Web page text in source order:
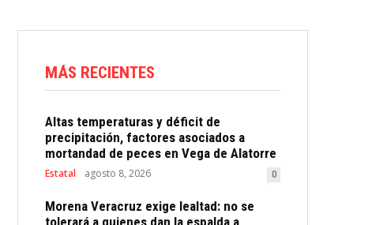
MÁS RECIENTES
Altas temperaturas y déficit de
precipitación, factores asociados a
mortandad de peces en Vega de Alatorre
Estatal agosto 8, 2026 0
Morena Veracruz exige lealtad: no se